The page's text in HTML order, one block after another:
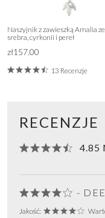
Naszyjnik z zawieszką Amalia ze
srebra, cyrkonii i pereł
zł157.00
13 Recenzje
RECENZJE
4.85
-
Jakość: